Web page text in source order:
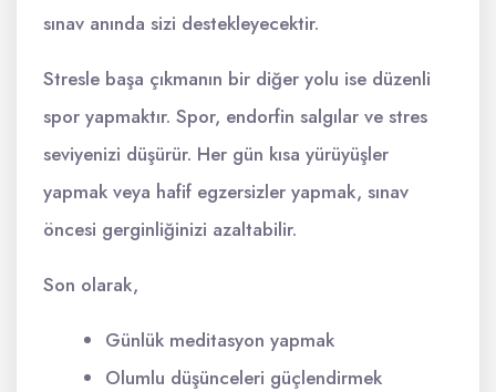
sınav anında sizi destekleyecektir.
Stresle başa çıkmanın bir diğer yolu ise düzenli
spor yapmaktır. Spor, endorfin salgılar ve stres
seviyenizi düşürür. Her gün kısa yürüyüşler
yapmak veya hafif egzersizler yapmak, sınav
öncesi gerginliğinizi azaltabilir.
Son olarak,
Günlük meditasyon yapmak
Olumlu düşünceleri güçlendirmek